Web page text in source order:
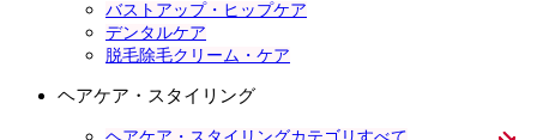
バストアップ・ヒップケア
デンタルケア
脱毛除毛クリーム・ケア
ヘアケア・スタイリング